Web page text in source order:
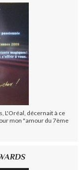
L'Oréal, décernait à ce
mon "amour du 7ème